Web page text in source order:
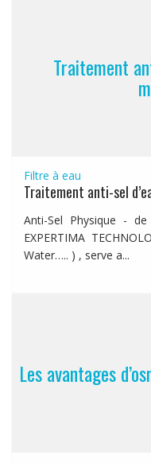
Traitement
Filtre à eau
Traitement anti-sel
Anti-Sel Physique -
EXPERTIMA
Water….. ) , serve a...
Les avantages